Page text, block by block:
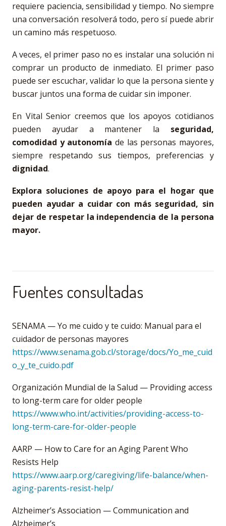
requiere paciencia, sensibilidad y tiempo. No siempre
una conversación resolverá todo, pero sí puede abrir
un camino más respetuoso.
A veces, el primer paso no es instalar una solución ni
comprar un producto de inmediato. El primer paso
puede ser escuchar, validar lo que la persona siente y
buscar juntos una forma de cuidar sin imponer.
En Vital Senior creemos que los apoyos cotidianos
pueden ayudar a mantener la seguridad,
comodidad y autonomía de las personas mayores,
siempre respetando sus tiempos, preferencias y
dignidad.
Explora soluciones de apoyo para el hogar que
pueden ayudar a cuidar con más seguridad, sin
dejar de respetar la independencia de la persona
mayor.
Fuentes consultadas
SENAMA — Yo me cuido y te cuido: Manual para el
cuidador de personas mayores
https://www.senama.gob.cl/storage/docs/Yo_me_cuid
o_y_te_cuido.pdf
Organización Mundial de la Salud — Providing access
to long-term care for older people
https://www.who.int/activities/providing-access-to-
long-term-care-for-older-people
AARP — How to Care for an Aging Parent Who
Resists Help
https://www.aarp.org/caregiving/life-balance/when-
aging-parents-resist-help/
Alzheimer’s Association — Communication and
Alzheimer’s